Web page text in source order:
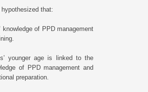
that:
knowledge of PPD management
younger age is linked to the
of PPD management and
preparation.